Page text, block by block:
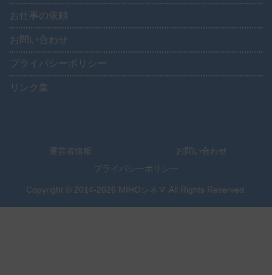
お仕事の依頼
お問い合わせ
プライバシーポリシー
リンク集
運営者情報
お問い合わせ
プライバシーポリシー
Copyright © 2014-2026 MIHOシネマ All Rights Reserved.